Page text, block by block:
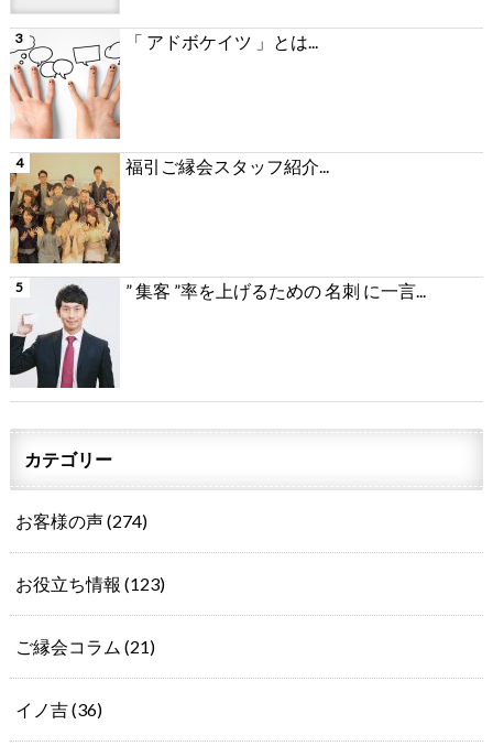
「 アドボケイツ 」とは...
福引ご縁会スタッフ紹介...
” 集客 ”率を上げるための 名刺 に一言...
カテゴリー
お客様の声(274)
お役立ち情報 (123)
ご縁会コラム (21)
イノ吉(36)